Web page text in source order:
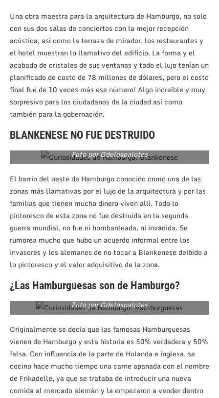
Una obra maestra para la arquitectura de Hamburgo, no solo
con sus dos salas de conciertos con la mejor recepción
acústica, así como la terraza de mirador, los restaurantes y
el hotel muestran lo llamativo del edificio. La forma y el
acabado de cristales de sus ventanas y todo el lujo tenían un
planificado de costo de 78 millones de dólares, pero el costo
final fue de 10 veces más ese número! Algo increíble y muy
sorpresivo para los ciudadanos de la ciudad así como
también para la gobernación.
BLANKENESE NO FUE DESTRUIDO
Foto por Gdelospalotes
El barrio del oeste de Hamburgo conocido como una de las
zonas más llamativas por el lujo de la arquitectura y por las
familias que tienen mucho dinero viven allí. Todo lo
pintoresco de esta zona no fue destruida en la segunda
guerra mundial, no fue ni bombardeada, ni invadida. Se
rumorea mucho que hubo un acuerdo informal entre los
invasores y los alemanes de no tocar a Blankenese deibido a
lo pintoresco y el valor adquisitivo de la zona.
¿Las Hamburguesas son de Hamburgo?
Foto por Gdelospalotes
Originalmente se decía que las famosas Hamburguesas
vienen de Hamburgo y esta historia es 50% verdadera y 50%
falsa. Con influencia de la parte de Holanda e inglesa, se
cocino hace mucho tiempo una carne apanada con el nombre
de Frikadelle, ya que se trataba de introducir una nueva
comida al mercado alemán y la empezaron a vender dentro